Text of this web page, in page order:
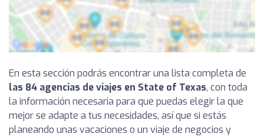
En esta sección podrás encontrar una lista completa de
las 84 agencias de viajes en State of Texas, con toda
la información necesaria para que puedas elegir la que
mejor se adapte a tus necesidades, así que si estás
planeando unas vacaciones o un viaje de negocios y